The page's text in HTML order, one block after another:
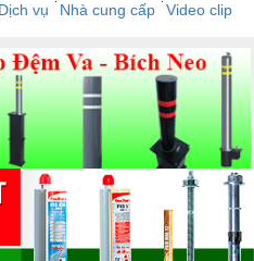
Dịch vụ Nhà cung cấp Video clip